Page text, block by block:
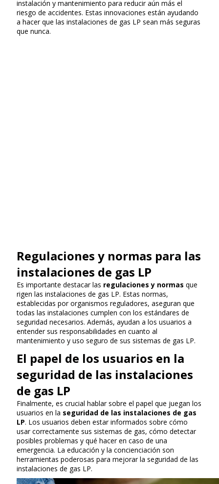
instalación y mantenimiento para reducir aún más el
riesgo de accidentes. Estas innovaciones están ayudando
a hacer que las instalaciones de gas LP sean más seguras
que nunca.
Regulaciones y normas para las
instalaciones de gas LP
Es importante destacar las regulaciones y normas que
rigen las instalaciones de gas LP. Estas normas,
establecidas por organismos reguladores, aseguran que
todas las instalaciones cumplen con los estándares de
seguridad necesarios. Además, ayudan a los usuarios a
entender sus responsabilidades en cuanto al
mantenimiento y uso seguro de sus sistemas de gas LP.
El papel de los usuarios en la
seguridad de las instalaciones
de gas LP
Finalmente, es crucial hablar sobre el papel que juegan los
usuarios en la seguridad de las instalaciones de gas
LP. Los usuarios deben estar informados sobre cómo
usar correctamente sus sistemas de gas, cómo detectar
posibles problemas y qué hacer en caso de una
emergencia. La educación y la concienciación son
herramientas poderosas para mejorar la seguridad de las
instalaciones de gas LP.